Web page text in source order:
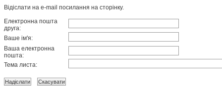
Відіслати на e-mail посилання на сторінку.
Електронна пошта
друга:
Ваше ім'я:
Ваша електронна
пошта:
Тема листа: